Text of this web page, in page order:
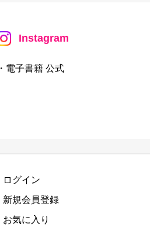
Instagram
・電子書籍 公式
ログイン
新規会員登録
お気に入り